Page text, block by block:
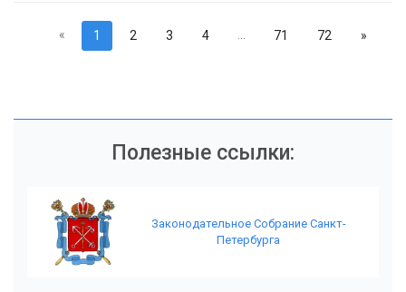
« 1 2 3 4 71 72 »
Полезные ссылки:
Законодательное Собрание Санкт-
Петербурга